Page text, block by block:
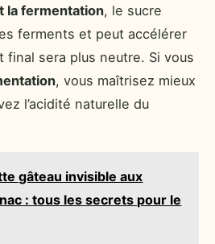
la fermentation, le sucre
ferments et peut accélérer
final sera plus neutre. Si vous
, vous maîtrisez mieux
l’acidité naturelle du
gâteau invisible aux
: tous les secrets pour le